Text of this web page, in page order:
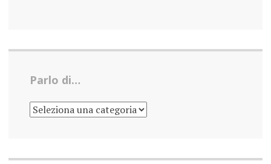
Parlo di…
PARLO
DI…